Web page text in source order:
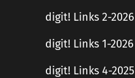
digit! Links 2-2026
digit! Links 1-2026
digit! Links 4-2025